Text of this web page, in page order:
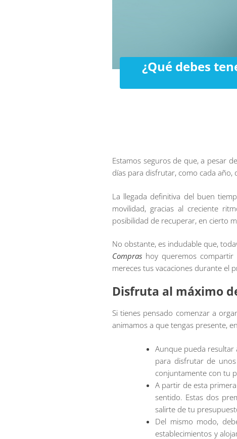
¿Qué debes
Estamos seguros de que, a pesar
días para disfrutar, como cada año,
La llegada definitiva del buen
movilidad, gracias al creciente
posibilidad de recuperar, en cierto
No obstante, es indudable que,
Compras hoy queremos
mereces tus vacaciones durante el
Disfruta al máximo
Si tienes pensado comenzar a
animamos a que tengas presente,
Aunque pueda resultar
para disfrutar de
conjuntamente con tu
A partir de esta
sentido. Estas dos
salirte de tu
Del mismo modo,
establecimientos y